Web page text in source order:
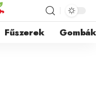
Fűszerek Gombák